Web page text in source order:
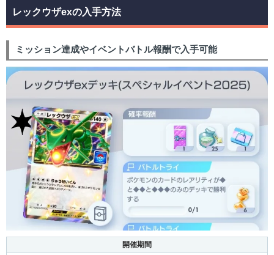
レックウザexの入手方法
ミッション達成やイベントバトル報酬で入手可能
開催期間